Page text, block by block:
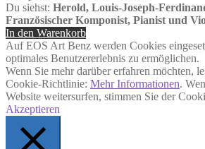
Du siehst: Herold, Louis-Joseph-
Französischer Komponist, Pianist und
In den Warenkorb
Auf EOS Art Benz werden Cookies
optimales Benutzererlebnis zu ermöglichen.
Wenn Sie mehr darüber erfahren möchten,
Cookie-Richtlinie: Mehr Informationen.
Website weitersurfen, stimmen Sie der
Akzeptieren